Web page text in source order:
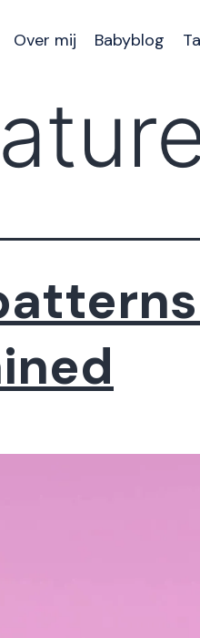
Over mij Babyblog